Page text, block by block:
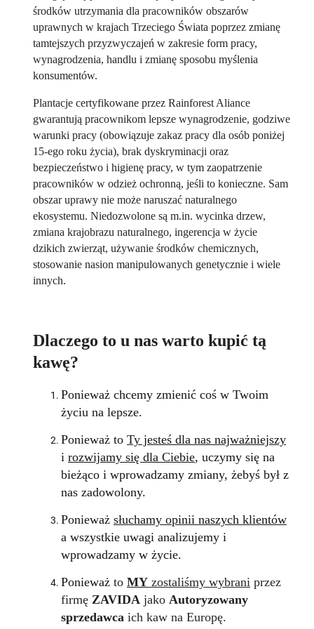
środków utrzymania dla pracowników obszarów
uprawnych w krajach Trzeciego Świata poprzez zmianę
tamtejszych przyzwyczajeń w zakresie form pracy,
wynagrodzenia, handlu i zmianę sposobu myślenia
konsumentów.
Plantacje certyfikowane przez Rainforest Aliance
gwarantują pracownikom lepsze wynagrodzenie, godziwe
warunki pracy (obowiązuje zakaz pracy dla osób poniżej
15-ego roku życia), brak dyskryminacji oraz
bezpieczeństwo i higienę pracy, w tym zaopatrzenie
pracowników w odzież ochronną, jeśli to konieczne. Sam
obszar uprawy nie może naruszać naturalnego
ekosystemu. Niedozwolone są m.in. wycinka drzew,
zmiana krajobrazu naturalnego, ingerencja w życie
dzikich zwierząt, używanie środków chemicznych,
stosowanie nasion manipulowanych genetycznie i wiele
innych.
Dlaczego to u nas warto kupić tą
kawę?
Ponieważ chcemy zmienić coś w Twoim
życiu na lepsze.
Ponieważ to Ty jesteś dla nas najważniejszy
i rozwijamy się dla Ciebie, uczymy się na
bieżąco i wprowadzamy zmiany, żebyś był z
nas zadowolony.
Ponieważ słuchamy opinii naszych klientów
a wszystkie uwagi analizujemy i
wprowadzamy w życie.
Ponieważ to MY zostaliśmy wybrani przez
firmę ZAVIDA jako Autoryzowany
sprzedawca ich kaw na Europę.